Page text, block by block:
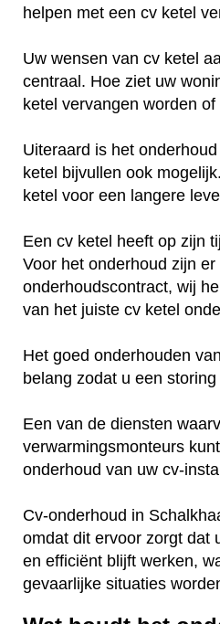
helpen met een cv ketel
Uw wensen van cv ketel
centraal. Hoe ziet uw
ketel vervangen worden
Uiteraard is het
ketel bijvullen ook
ketel voor een langere
Een cv ketel heeft op zijn
Voor het onderhoud zijn
onderhoudscontract, wij
van het juiste cv ketel
Het goed onderhouden
belang zodat u een
Een van de diensten
verwarmingsmonteurs
onderhoud van uw cv-
Cv-onderhoud in
omdat dit ervoor zorgt dat
en efficiënt blijft werken,
gevaarlijke situaties